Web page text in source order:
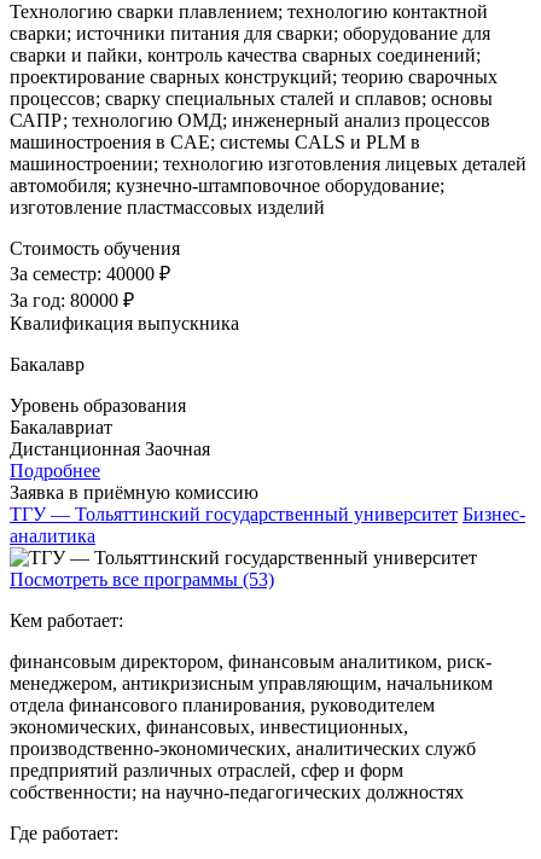
Технологию сварки плавлением; технологию контактной
сварки; источники питания для сварки; оборудование для
сварки и пайки, контроль качества сварных соединений;
проектирование сварных конструкций; теорию сварочных
процессов; сварку специальных сталей и сплавов; основы
САПР; технологию ОМД; инженерный анализ процессов
машиностроения в CAE; системы CALS и PLM в
машиностроении; технологию изготовления лицевых деталей
автомобиля; кузнечно-штамповочное оборудование;
изготовление пластмассовых изделий
Стоимость обучения
За семестр: 40000 ₽
За год: 80000 ₽
Квалификация выпускника
Бакалавр
Уровень образования
Бакалавриат
Дистанционная Заочная
Подробнее
Заявка в приёмную комиссию
ТГУ — Тольяттинский государственный университет Бизнес-
аналитика
Посмотреть все программы (53)
Кем работает:
финансовым директором, финансовым аналитиком, риск-
менеджером, антикризисным управляющим, начальником
отдела финансового планирования, руководителем
экономических, финансовых, инвестиционных,
производственно-экономических, аналитических служб
предприятий различных отраслей, сфер и форм
собственности; на научно-педагогических должностях
Где работает: